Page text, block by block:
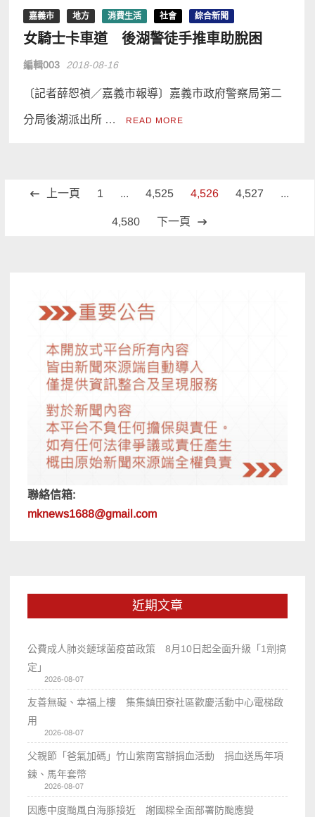
嘉義市 地方 消費生活 社會 綜合新聞
女騎士卡車道 後湖警徒手推車助脫困
編輯003 2018-08-16
〔記者薛恕禎／嘉義市報導〕嘉義市政府警察局第二
分局後湖派出所 … READ MORE
上一頁 1 ... 4,525 4,526 4,527 ...
4,580 下一頁
聯絡信箱:
mknews1688@gmail.com
近期文章
公費成人肺炎鏈球菌疫苗政策 8月10日起全面升級「1劑搞
定」
2026-08-07
友善無礙、幸福上樓 集集鎮田寮社區歡慶活動中心電梯啟
用
2026-08-07
父親節「爸氣加碼」竹山紫南宮辦捐血活動 捐血送馬年項
鍊、馬年套幣
2026-08-07
因應中度颱風白海豚接近 謝國樑全面部署防颱應變